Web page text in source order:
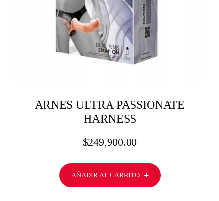
ARNES ULTRA PASSIONATE
HARNESS
$249,900.00
AÑADIR AL CARRITO